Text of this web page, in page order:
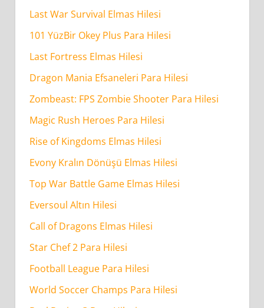
Last War Survival Elmas Hilesi
101 YüzBir Okey Plus Para Hilesi
Last Fortress Elmas Hilesi
Dragon Mania Efsaneleri Para Hilesi
Zombeast: FPS Zombie Shooter Para Hilesi
Magic Rush Heroes Para Hilesi
Rise of Kingdoms Elmas Hilesi
Evony Kralın Dönüşü Elmas Hilesi
Top War Battle Game Elmas Hilesi
Eversoul Altın Hilesi
Call of Dragons Elmas Hilesi
Star Chef 2 Para Hilesi
Football League Para Hilesi
World Soccer Champs Para Hilesi